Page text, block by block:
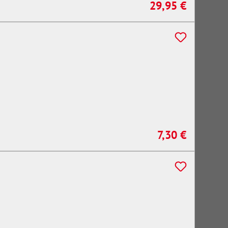
Regulärer Preis:
29,95 €
Regulärer Preis:
7,30 €